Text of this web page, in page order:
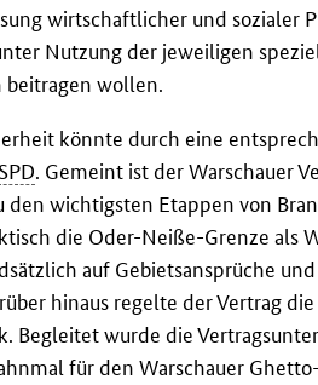
wirtschaftlicher und sozialer
Nutzung der jeweiligen
beitragen wollen.
könnte durch eine
SPD. Gemeint ist der Warschauer
den wichtigsten Etappen von
die Oder-Neiße-Grenze als
auf Gebietsansprüche
hinaus regelte der Vertrag
Begleitet wurde die
für den Warschauer